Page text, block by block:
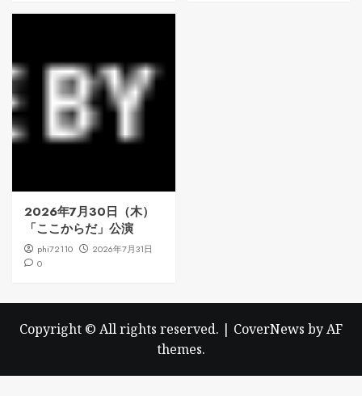
2026年7月30日（木）
「ここからだ」公演
phi72110
2026年7月31日
0
Copyright © All rights reserved. | CoverNews by AF
themes.